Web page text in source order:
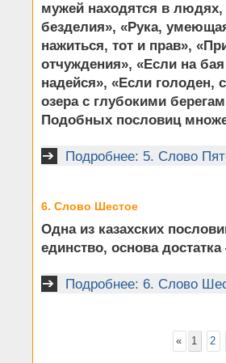
мужей находятся в людях,
безделия», «Рука,
нажиться, тот и прав»,
отчуждения», «Если на
надейся», «Если голоден,
озера с глубокими
Подобных пословиц
Подробнее: 5. Слово
6. Слово Шестое
Одна из казахских
единство, основа
Подробнее: 6. Слово
« 1 2